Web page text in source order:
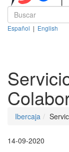
Español | English
Ibercaja
14-09-2020